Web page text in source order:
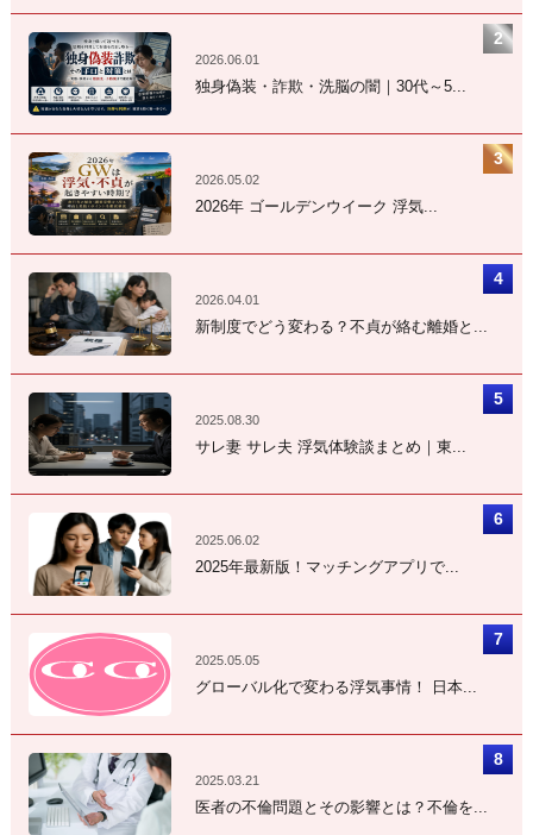
2026.06.01
独身偽装・詐欺・洗脳の闇｜30代～5...
2026.05.02
2026年 ゴールデンウイーク 浮気...
2026.04.01
新制度でどう変わる？不貞が絡む離婚と...
2025.08.30
サレ妻 サレ夫 浮気体験談まとめ｜東...
2025.06.02
2025年最新版！マッチングアプリで...
2025.05.05
グローバル化で変わる浮気事情！ 日本...
2025.03.21
医者の不倫問題とその影響とは？不倫を...